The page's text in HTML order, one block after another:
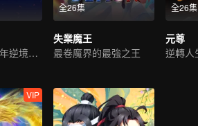
超凡奇遇，少年逆境重生
全26集
失業魔王
最卷魔界的最強之王
全26集
元尊
VIP